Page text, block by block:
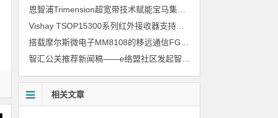
恩智浦Trimension超宽带技术赋能宝马集团Digital Key Plus及生命体存在检测功能
Vishay TSOP15300系列红外接收器支持所有主流遥控代码
相关文章